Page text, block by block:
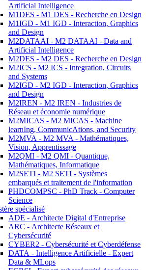
Artificial Intelligence
M1DES - M1 DES - Recherche en Design
M1IGD - M1 IGD - Interaction, Graphics
and Design
M2DATAAI - M2 DATAAI - Data and
Artificial Intelligence
M2DES - M2 DES - Recherche en Design
M2ICS - M2 ICS - Integration, Circuits
and Systems
M2IGD - M2 IGD - Interaction, Graphics
and Design
M2IREN - M2 IREN - Industries de
Réseau et économie numérique
M2MICAS - M2 MICAS - Machine
learnIng, CommunicAtions, and Security
M2MVA - M2 MVA - Mathématiques,
Vision, Apprentissage
M2QMI - M2 QMI - Quantique,
Mathématiques, Informatique
M2SETI - M2 SETI - Systèmes
embarqués et traitement de l'information
PHDCOMPSC - PhD Track - Computer
Science
spécialisé
ADE - Architecte Digital d'Entreprise
ARC - Architecte Réseaux et
Cybersécurité
CYBER2 - Cybersécurité et Cyberdéfense
DATA - Intelligence Artificielle - Expert
Data & MLops